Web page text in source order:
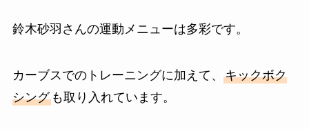
鈴木砂羽さんの運動メニューは多彩です。
カーブスでのトレーニングに加えて、 キックボク
シングも取り入れています。